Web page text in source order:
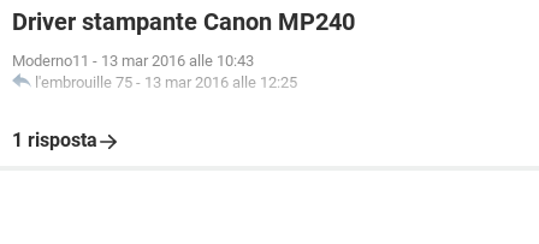
Driver stampante Canon MP240
Moderno11 - 13 mar 2016 alle 10:43
l'embrouille 75 - 13 mar 2016 alle 12:25
1 risposta